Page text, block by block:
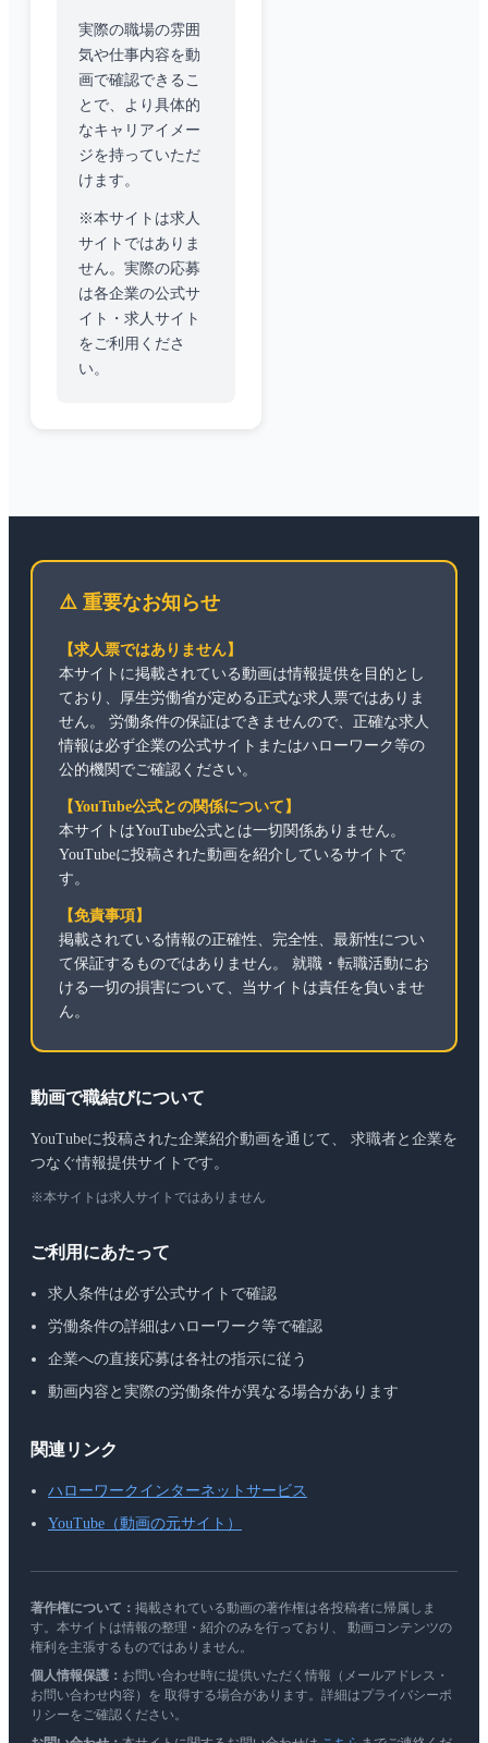
実際の職場の雰囲
気や仕事内容を動
画で確認できるこ
とで、より具体的
なキャリアイメー
ジを持っていただ
けます。
※本サイトは求人
サイトではありま
せん。実際の応募
は各企業の公式サ
イト・求人サイト
をご利用くださ
い。
⚠️ 重要なお知らせ
【求人票ではありません】
本サイトに掲載されている動画は情報提供を目的とし
ており、厚生労働省が定める正式な求人票ではありま
せん。 労働条件の保証はできませんので、正確な求人
情報は必ず企業の公式サイトまたはハローワーク等の
公的機関でご確認ください。
【YouTube公式との関係について】
本サイトはYouTube公式とは一切関係ありません。
YouTubeに投稿された動画を紹介しているサイトで
す。
【免責事項】
掲載されている情報の正確性、完全性、最新性につい
て保証するものではありません。 就職・転職活動にお
ける一切の損害について、当サイトは責任を負いませ
ん。
動画で職結びについて
YouTubeに投稿された企業紹介動画を通じて、 求職者と企業を
つなぐ情報提供サイトです。
※本サイトは求人サイトではありません
ご利用にあたって
求人条件は必ず公式サイトで確認
労働条件の詳細はハローワーク等で確認
企業への直接応募は各社の指示に従う
動画内容と実際の労働条件が異なる場合があります
関連リンク
ハローワークインターネットサービス
YouTube（動画の元サイト）
著作権について： 掲載されている動画の著作権は各投稿者に帰属しま
す。本サイトは情報の整理・紹介のみを行っており、 動画コンテンツの
権利を主張するものではありません。
個人情報保護： お問い合わせ時に提供いただく情報（メールアドレス・
お問い合わせ内容）を 取得する場合があります。詳細はプライバシーポ
リシーをご確認ください。